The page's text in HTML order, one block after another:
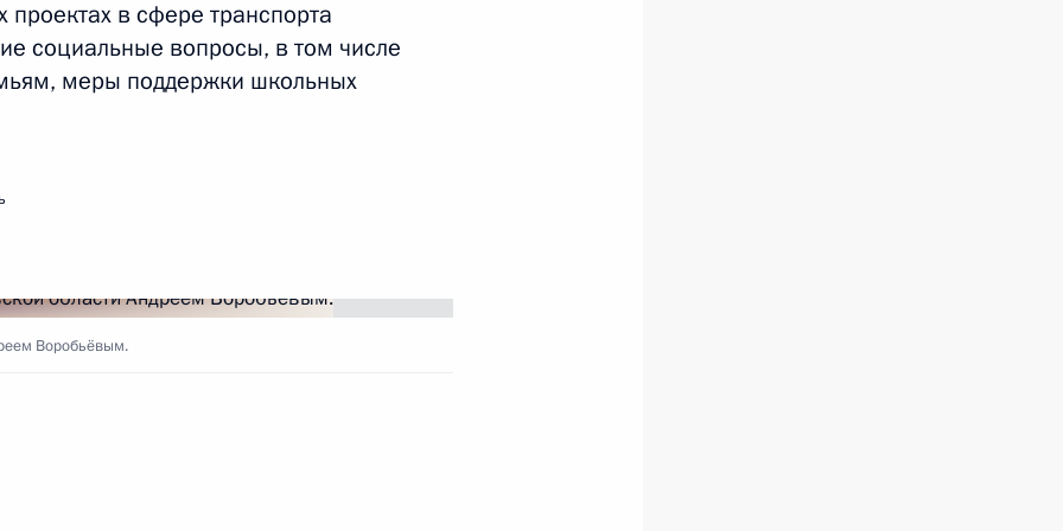
ответственности
года перевод
в сфере транспорта
социальные вопросы, в том числе
меры поддержки школьных
Воробьёвым.